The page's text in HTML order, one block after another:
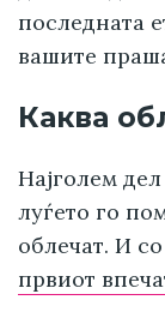
последната
вашите
Каква
Најголем
луѓето го
облечат. И
првиот